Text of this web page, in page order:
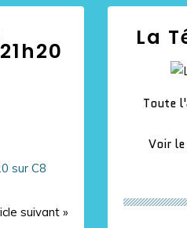
suivant »
La
Toute
Voir